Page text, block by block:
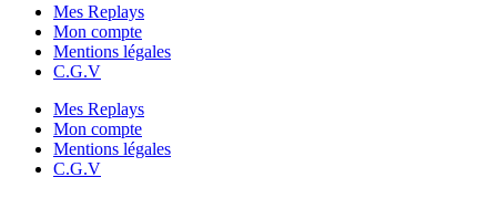
Mes Replays
Mon compte
Mentions légales
C.G.V
Mes Replays
Mon compte
Mentions légales
C.G.V